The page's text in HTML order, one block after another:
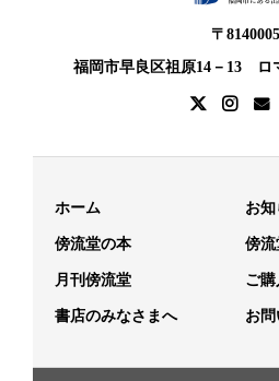
〒8140005
福岡市早良区祖原14－13 ロ
ホーム お
傍流堂の本 傍流
月刊傍流堂 ご
書店のみなさまへ お